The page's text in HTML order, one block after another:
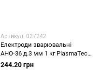
Артикул: 027242
Електроди зварювальні
АНО-36 д.3 мм 1 кг PlasmaTec
Monolith 350мм
244.20 грн